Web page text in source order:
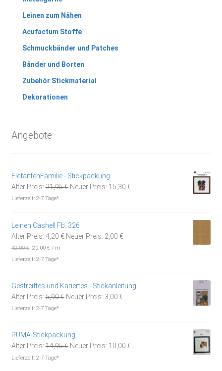
Leinen zum Nähen
Acufactum Stoffe
Schmuckbänder und Patches
Bänder und Borten
Zubehör Stickmaterial
Dekorationen
Angebote
ElefantenFamilie - Stickpackung
Alter Preis: 21,95€ Ursprünglicher
Neuer Preis: 15,30 €Aktueller
Lieferzeit: 2-7 Tage*
Leinen Cashell Fb. 326
Alter Preis: 4,20€ Ursprünglicher
Neuer Preis: 2,00 €Aktueller
42,00€ 20,00€ / m
Lieferzeit: 2-7 Tage*
Gestreiftes und Kariertes - Stickanleitung
Alter Preis: 5,90€ Ursprünglicher
Neuer Preis: 3,00 €Aktueller
Lieferzeit: 2-7 Tage*
PUMA-Stickpackung
Alter Preis: 14,95€ Ursprünglicher
Neuer Preis: 10,00 €Aktueller
Lieferzeit: 2-7 Tage*